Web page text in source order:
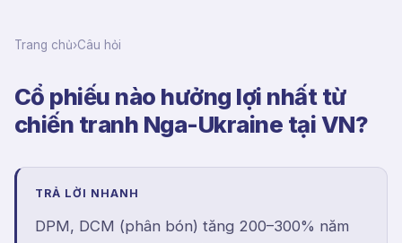
Trang chủ›Câu hỏi
Cổ phiếu nào hưởng lợi nhất từ
chiến tranh Nga-Ukraine tại VN?
TRẢ LỜI NHANH
DPM, DCM (phân bón) tăng 200–300% năm